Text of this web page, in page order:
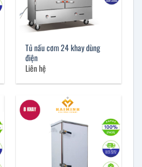
Tủ nấu cơm 24 khay dùng
điện
Liên hệ